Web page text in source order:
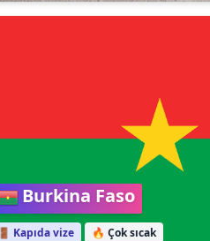
Burkina Faso
🚪 Kapıda vize 🔥 Çok sıcak